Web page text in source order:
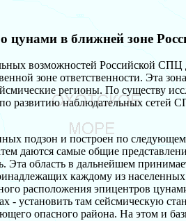
цунами в ближней зоне
возможностей Российской
зоне ответственности. Эта
регионы. По существу
развитию наблюдательных
подзон и построен по
даются самые общие
Эта область в дальнейшем
каждому из
расположения эпицентров
установить там сейсмическую
опасного района. На этом